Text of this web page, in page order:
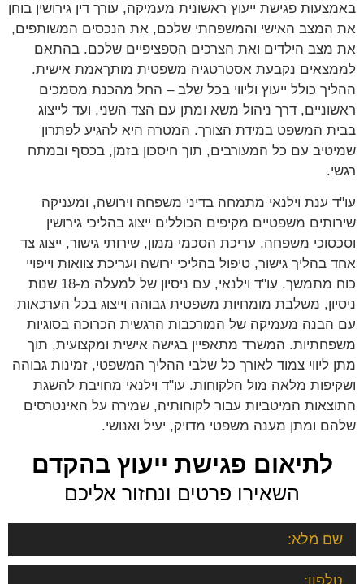
באמצעות פגישת ייעוץ ראשונית מעמיקה, עורך דין גירושין בוחן
את המצב האישי והמשפחתי שלכם, את הנכסים המשותפים,
את מצב הילדים ואת הצרכים הספציפיים שלכם. בהתאם
לממצאים נקבעת אסטרטגיה משפטית מותךאמת אישית.
ההליך כולל ייעוץ וליווי בכל שלב – החל מהכנת מסמכים
ראשוניים, דרך ניהול משא ומתן עם הצד השני, ועד לייצוג
בבית המשפט במידת הצורך. המטרה היא להגיע לפתרון
שמיטיב עם כל המעורבים, תוך חיסכון בזמן, בכסף ובמתח
רגשי.
עו"ד ענת וילנאי מתמחה בדיני משפחה וירושה, ומעניקה
שירותים משפטיים מקיפים הכוללים ייצוג בהליכי גירושין
וסכסוכי משפחה, עריכת הסכמי ממון, שירותי גישור, ייצוג צד
אחד בהליך גישור, טיפול בהליכי ירושה ועריכת צוואות וייפויי
כוח מתמשך. עו"ד וילנאי, עם ניסיון של למעלה מ-18 שנות
ניסיון, משלבת מומחיות משפטית גבוהה וייצוג בכל הערכאות
עם הבנה מעמיקה של המורכבות הרגשית הכרוכה בסוגיות
משפחתיות. המשרד מתאפיין בגישה אישית ומקצועית, תוך
מתן ליווי צמוד לאורך כל שלבי ההליך המשפטי, זמינות גבוהה
ושקיפות מלאה מול הלקוחות. עו"ד וילנאי מחויבת להשגת
התוצאות המיטביות עבור לקוחותיה, שמירה על האינטרסים
שלהם ומתן מענה משפטי מדויק, יעיל ואנושי.
לתיאום פגישת ייעוץ בהקדם
השאירו פרטים ונחזור אליכם